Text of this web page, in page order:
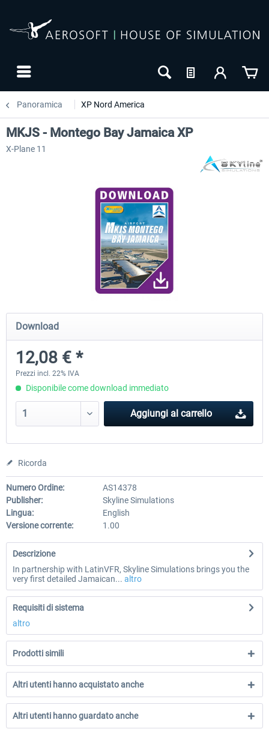
Panoramica XP Nord America
FunnerFlight - KSAN, KNZY & Naval
Base San...
20,45 € *
Saint Croix XP
MKJS - Montego Bay Jamaica XP
X-Plane 11
Download
12,08 € *
Prezzi incl. 22% IVA
Disponibile come download immediato
Aggiungi al carrello
Ricorda
Numero Ordine:
AS14378
Publisher:
Skyline Simulations
Lingua:
English
Versione corrente:
1.00
Descrizione
In partnership with LatinVFR, Skyline Simulations brings you the
very first detailed Jamaican... altro
Requisiti di sistema
altro
Prodotti simili
Altri utenti hanno acquistato anche
Altri utenti hanno guardato anche